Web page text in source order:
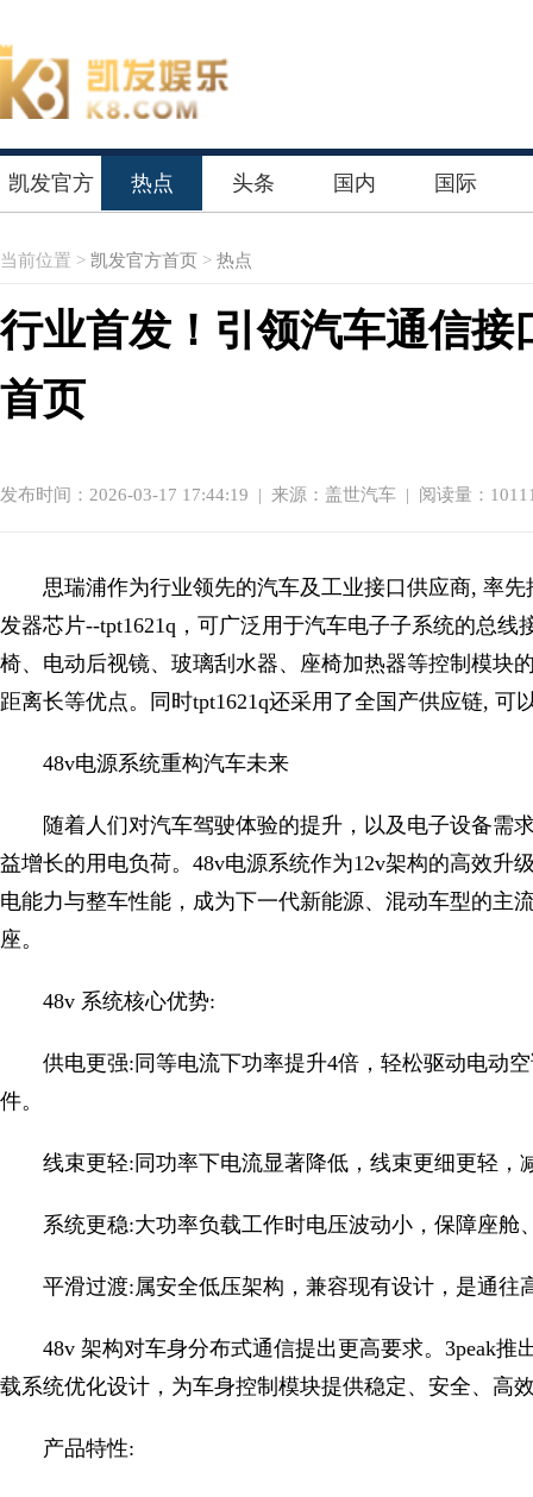
凯发官方 热点 头条 国内 国际
当前位置 > 凯发官方首页 > 热点
行业首发！引领汽车通信
首页
发布时间：2026-03-17 17:44:19 | 来源：盖世汽车 | 阅读量：
思瑞浦作为行业领先的汽车及工业接口供应商, 率
发器芯片--tpt1621q，可广泛用于汽车电子子系统的总
椅、电动后视镜、玻璃刮水器、座椅加热器等控制模块
距离长等优点。同时tpt1621q还采用了全国产供应链, 可
48v电源系统重构汽车未来
随着人们对汽车驾驶体验的提升，以及电子设备需
益增长的用电负荷。48v电源系统作为12v架构的高效升
电能力与整车性能，成为下一代新能源、混动车型的主
座。
48v 系统核心优势:
供电更强:同等电流下功率提升4倍，轻松驱动电动
件。
线束更轻:同功率下电流显著降低，线束更细更轻，
系统更稳:大功率负载工作时电压波动小，保障座舱
平滑过渡:属安全低压架构，兼容现有设计，是通往
48v 架构对车身分布式通信提出更高要求。3peak
载系统优化设计，为车身控制模块提供稳定、安全、高
产品特性: